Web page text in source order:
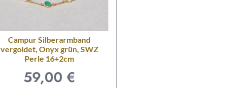
Campur Silberarmband
vergoldet, Onyx grün, SWZ
Perle 16+2cm
59,00 €